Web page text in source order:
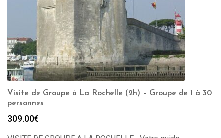
Visite de Groupe à La Rochelle (2h) – Groupe de 1 à 30
personnes
309.00€